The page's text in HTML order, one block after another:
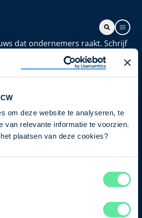
om deze website te analyseren, te
van relevante informatie te voorzien.
plaatsen van deze cookies?
dat ondernemers raakt. Schrijf
NCW nieuwsbrief.
12